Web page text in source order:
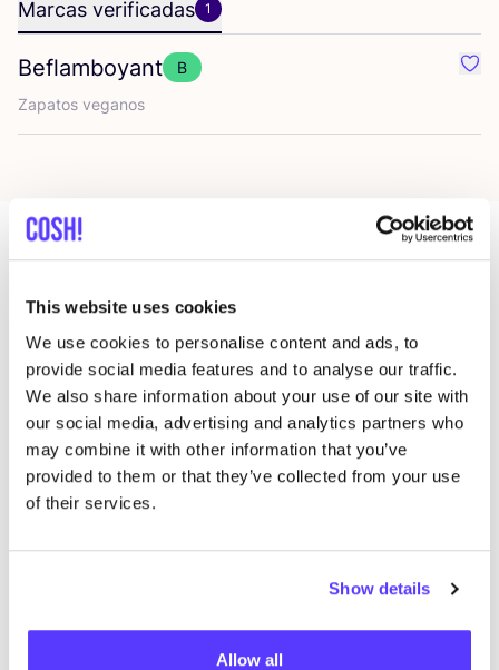
This website uses cookies
We use cookies to personalise content and ads, to
provide social media features and to analyse our traffic.
We also share information about your use of our site with
our social media, advertising and analytics partners who
may combine it with other information that you’ve
provided to them or that they’ve collected from your use
of their services.
Show details
Allow all
Marcas verificadas 1
Beflamboyant
B
Zapa­tos veganos
The Circular Project Madrid
Calle de Ventura Rodríguez 22, Madrid
Ropa